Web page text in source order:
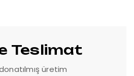
Teslimat
üretim